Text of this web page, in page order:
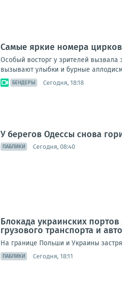
Самые яркие номера
Особый восторг у зрителей
вызывают улыбки и бурные
БЕНДЕРЫ Сегодня, 18:18
У берегов Одессы снова
ПАБЛИКИ Сегодня, 08:40
Блокада украинских
грузового транспорта и
На границе Польши и Украины
ПАБЛИКИ Сегодня, 18:11